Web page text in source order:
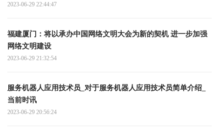
2023-06-29 22:44:47
福建厦门：将以承办中国网络文明大会为新的契机 进一步加强
网络文明建设
2023-06-29 21:32:54
服务机器人应用技术员_对于服务机器人应用技术员简单介绍_
当前时讯
2023-06-29 20:56:24